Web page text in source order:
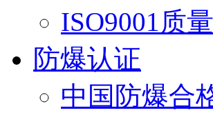
ISO9001质
防爆认证
中国防爆合